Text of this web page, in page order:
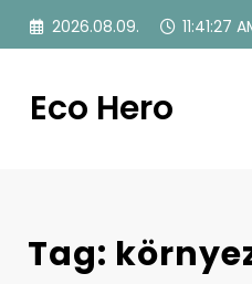
Skip
2026.08.09. 11:41:28
Eco Hero
Tag: